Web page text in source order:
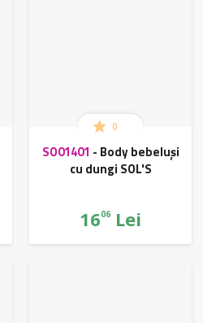
0
SO01401 - Body bebeluși
cu dungi SOL'S
1606 Lei